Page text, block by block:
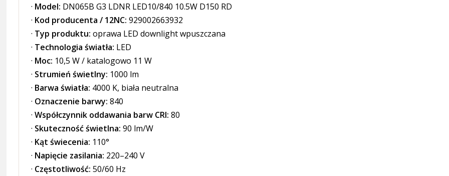
· Model: DN065B G3 LDNR LED10/840 10.5W D150 RD
· Kod producenta / 12NC: 929002663932
· Typ produktu: oprawa LED downlight wpuszczana
· Technologia światła: LED
· Moc: 10,5 W / katalogowo 11 W
· Strumień świetlny: 1000 lm
· Barwa światła: 4000 K, biała neutralna
· Oznaczenie barwy: 840
·Współczynnik oddawania barw CRI: 80
· Skuteczność świetlna: 90 lm/W
· Kąt świecenia: 110°
· Napięcie zasilania: 220–240 V
· Częstotliwość: 50/60 Hz